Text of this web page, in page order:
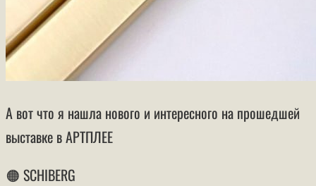
А вот что я нашла нового и интересного на прошедшей
выставке в АРТПЛЕЕ
🟠 SCHIBERG